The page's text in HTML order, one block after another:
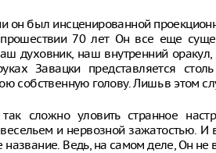
он был инсценированной
70 лет Он все еще
духовник, наш внутренний
Завацки представляется
собственную голову. Лишь в этом
сложно уловить странное
и нервозной зажатостью. И
название. Ведь, на самом деле, Он не